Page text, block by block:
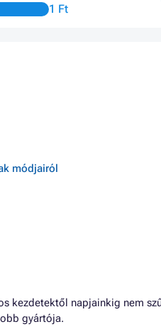
1 Ft
módjairól
kezdetektől napjainkig nem
gyártója.